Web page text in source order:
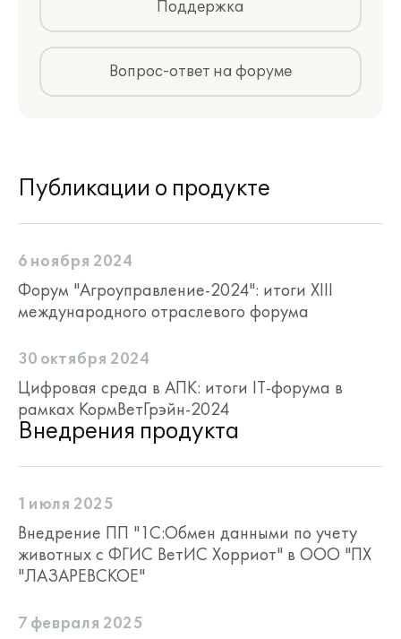
Поддержка
Вопрос-ответ на форуме
Публикации о продукте
6 ноября 2024
Форум "Агроуправление-2024": итоги XIII
международного отраслевого форума
30 октября 2024
Цифровая среда в АПК: итоги IT-форума в
рамках КормВетГрэйн-2024
Внедрения продукта
1 июля 2025
Внедрение ПП "1С:Обмен данными по учету
животных с ФГИС ВетИС Хорриот" в ООО "ПХ
"ЛАЗАРЕВСКОЕ"
7 февраля 2025